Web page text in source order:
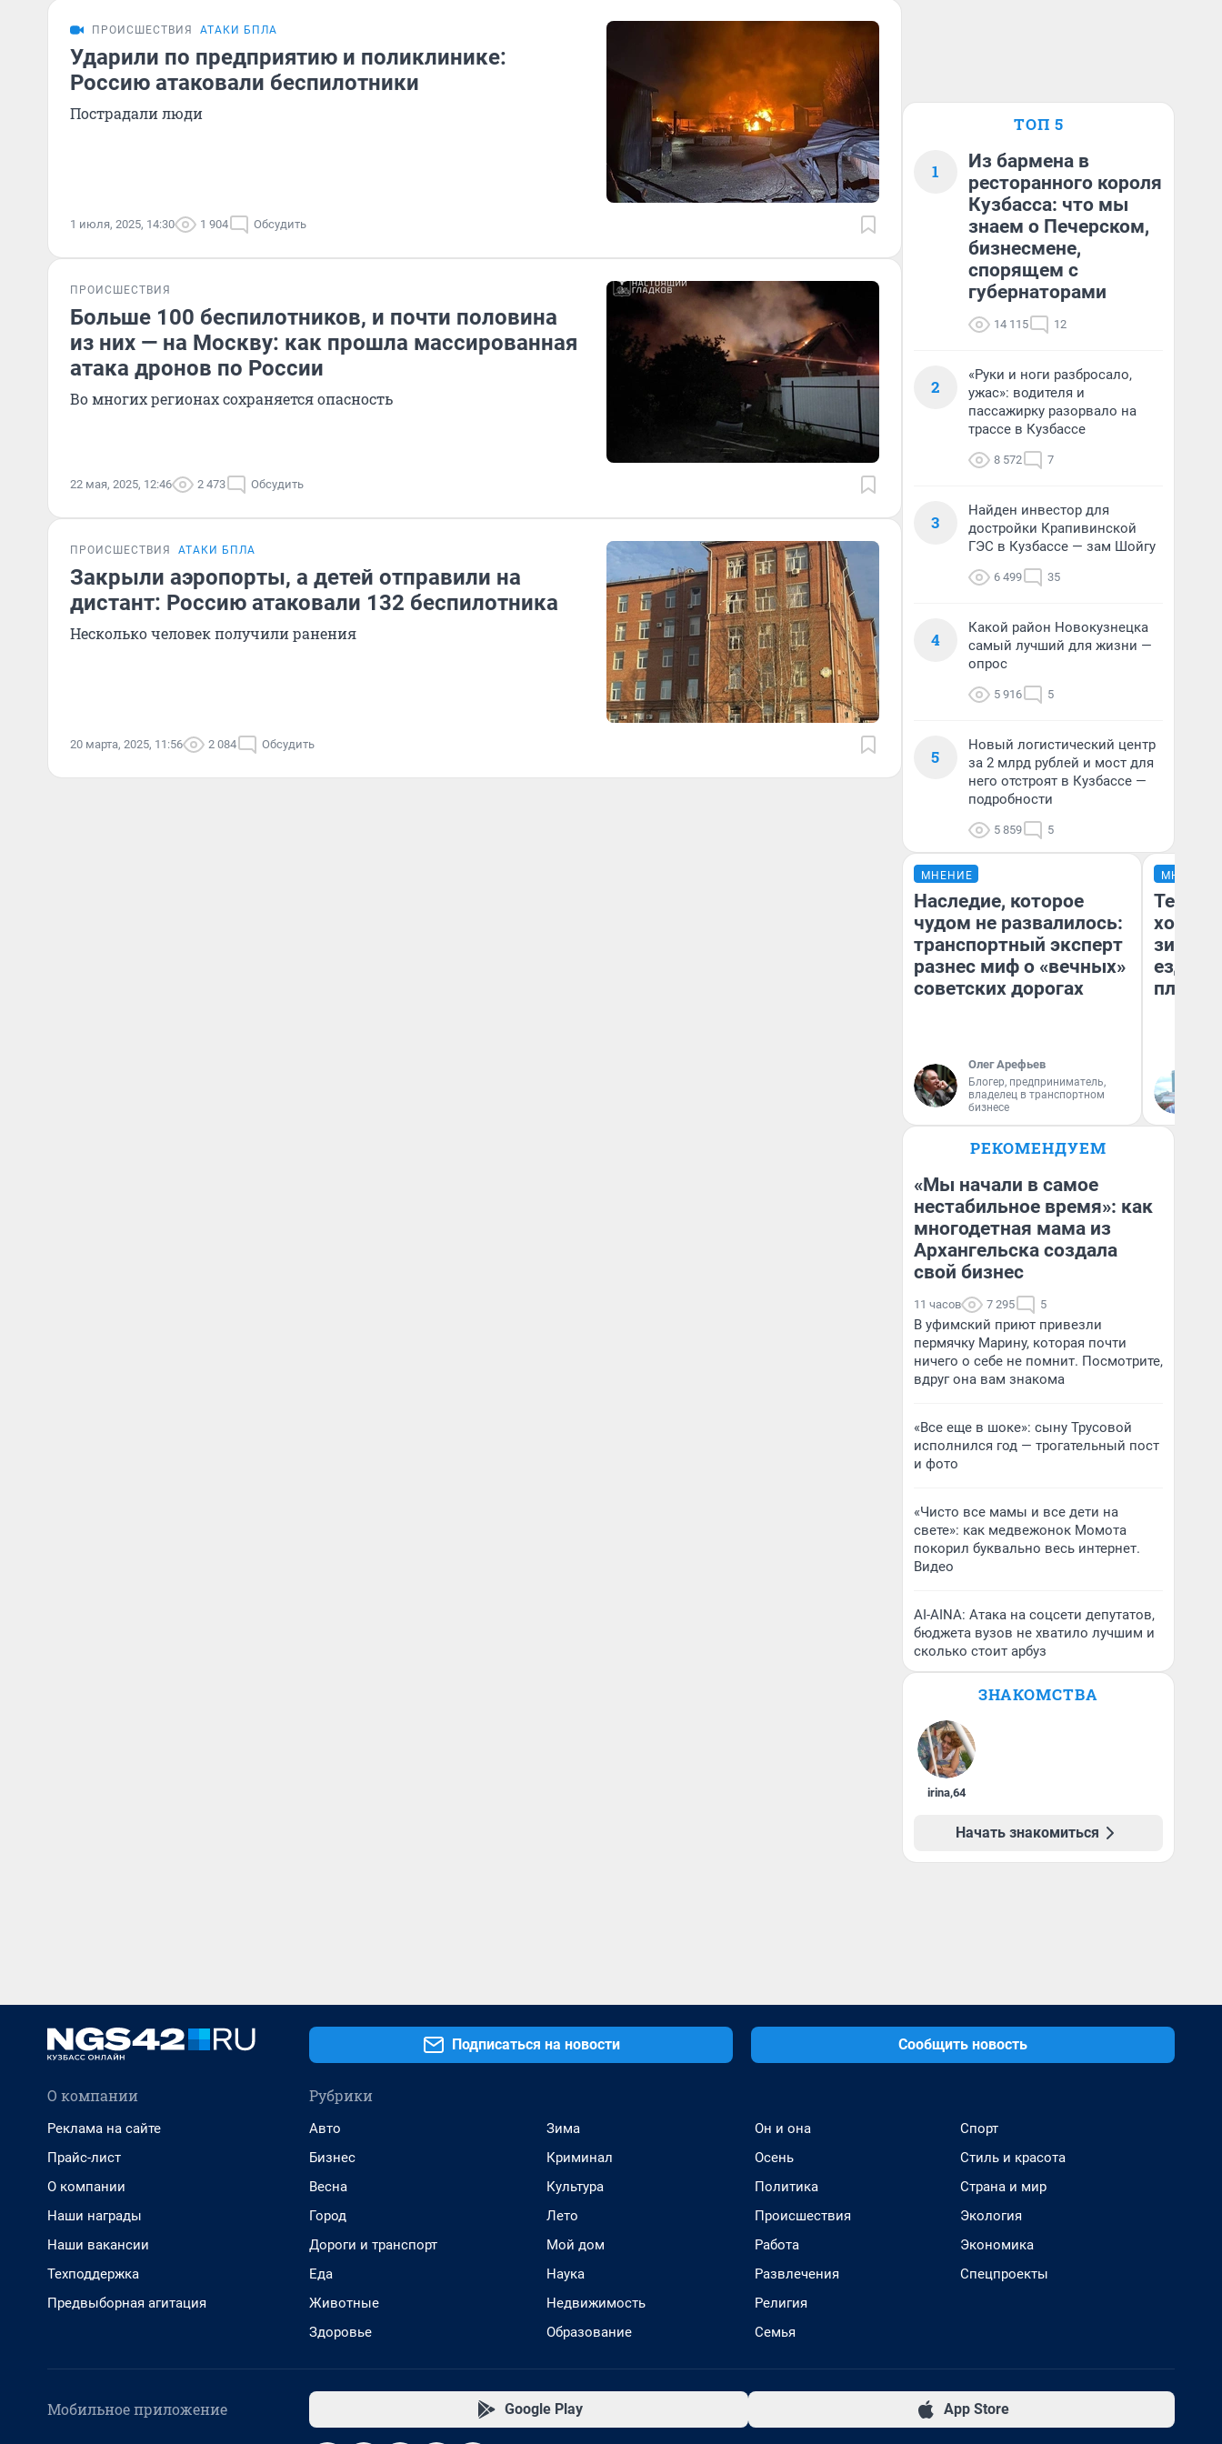
ПРОИСШЕСТВИЯ АТАКИ БПЛА
Ударили по предприятию и поликлинике:
Россию атаковали беспилотники
Пострадали люди
1 июля, 2025, 14:30 1 904 Обсудить
ПРОИСШЕСТВИЯ
Больше 100 беспилотников, и почти половина
из них — на Москву: как прошла массированная
атака дронов по России
Во многих регионах сохраняется опасность
22 мая, 2025, 12:46 2 473 Обсудить
ПРОИСШЕСТВИЯ АТАКИ БПЛА
Закрыли аэропорты, а детей отправили на
дистант: Россию атаковали 132 беспилотника
Несколько человек получили ранения
20 марта, 2025, 11:56 2 084 Обсудить
ТОП 5
1
Из бармена в
ресторанного короля
Кузбасса: что мы
знаем о Печерском,
бизнесмене,
спорящем с
губернаторами
14 115 12
2
«Руки и ноги разбросало,
ужас»: водителя и
пассажирку разорвало на
трассе в Кузбассе
8 572 7
3
Найден инвестор для
достройки Крапивинской
ГЭС в Кузбассе — зам Шойгу
6 499 35
4
Какой район Новокузнецка
самый лучший для жизни —
опрос
5 916 5
5
Новый логистический центр
за 2 млрд рублей и мост для
него отстроят в Кузбассе —
подробности
5 859 5
МНЕНИЕ
Наследие, которое
чудом не развалилось:
транспортный эксперт
разнес миф о «вечных»
советских дорогах
Олег Арефьев
Блогер, предприниматель,
владелец в транспортном
бизнесе
МНЕНИЕ
Тепло
зимой.
ездит
плюсы
РЕКОМЕНДУЕМ
«Мы начали в самое
нестабильное время»: как
многодетная мама из
Архангельска создала
свой бизнес
11 часов 7 295 5
В уфимский приют привезли
пермячку Марину, которая почти
ничего о себе не помнит. Посмотрите,
вдруг она вам знакома
«Все еще в шоке»: сыну Трусовой
исполнился год — трогательный пост
и фото
«Чисто все мамы и все дети на
свете»: как медвежонок Момота
покорил буквально весь интернет.
Видео
AI-AINA: Атака на соцсети депутатов,
бюджета вузов не хватило лучшим и
сколько стоит арбуз
ЗНАКОМСТВА
irina,64
Начать знакомиться
Подписаться на новости Сообщить новость
О компании
Реклама на сайте
Прайс-лист
О компании
Наши награды
Наши вакансии
Техподдержка
Предвыборная агитация
Рубрики
Авто
Бизнес
Весна
Город
Дороги и транспорт
Еда
Животные
Здоровье
Зима
Криминал
Культура
Лето
Мой дом
Наука
Недвижимость
Образование
Он и она
Осень
Политика
Происшествия
Работа
Развлечения
Религия
Семья
Спорт
Стиль и красота
Страна и мир
Экология
Экономика
Спецпроекты
Мобильное приложение Google Play App Store